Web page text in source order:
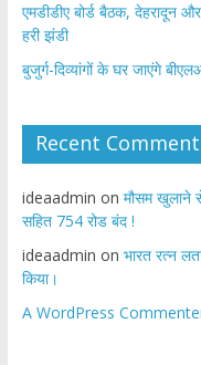
एमडीडीए बोर्ड बैठक, देहरादून
हरी झंडी
बुजुर्ग-दिव्यांगों के घर जाएंगे
Recent
ideaadmin on मौसम खुलाने से
सहित 754 रोड बंद !
ideaadmin on भारत रत्न
किया।
A WordPress